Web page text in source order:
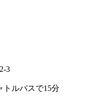
3
トルバスで15分